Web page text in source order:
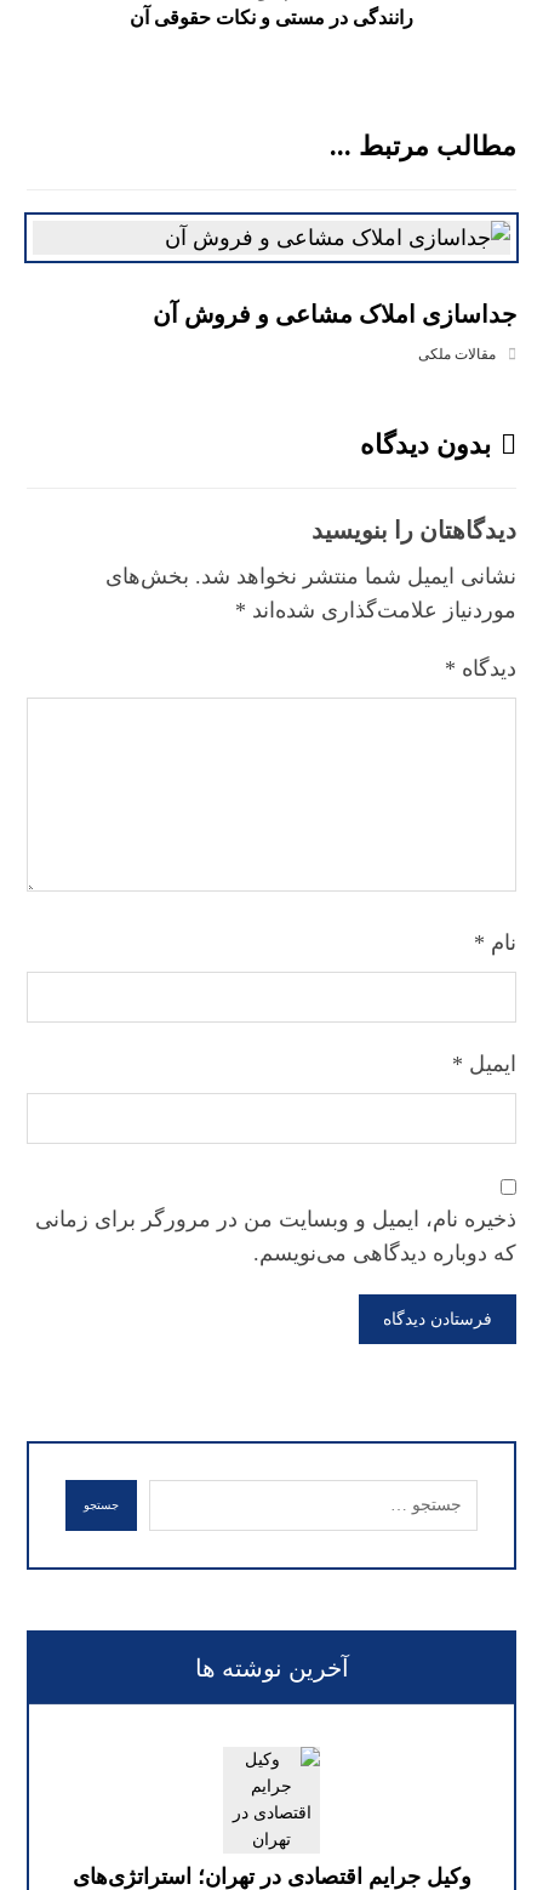
رانندگی در مستی و نکات حقوقی آن
مطالب مرتبط ...
جداسازی املاک مشاعی و فروش آن
مقالات ملکی
بدون دیدگاه
دیدگاهتان را بنویسید
نشانی ایمیل شما منتشر نخواهد شد. بخش‌های
موردنیاز علامت‌گذاری شده‌اند *
دیدگاه *
نام *
ایمیل *
ذخیره نام، ایمیل و وبسایت من در مرورگر برای زمانی
که دوباره دیدگاهی می‌نویسم.
فرستادن دیدگاه
جستجو
آخرین نوشته ها
وکیل جرایم اقتصادی در تهران؛ استراتژی‌های